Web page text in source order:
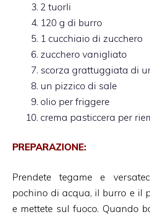
2 tuorli
120 g di burro
1 cucchiaio di zucchero
zucchero vanigliato
scorza grattuggiata di
un pizzico di sale
olio per friggere
crema pasticcera per
PREPARAZIONE:
Prendete
tegame e
pochino di acqua, il burro e il
e mettete sul fuoco. Quando